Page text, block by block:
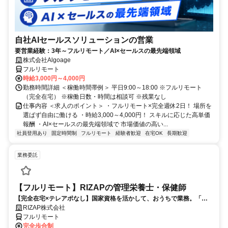
自社AIセールスソリューションの営業
要営業経験：3年～フルリモート／AI×セールスの最先端領域
株式会社Algoage
フルリモート
時給3,000円～4,000円
勤務時間詳細 ＜稼働時間帯例＞ 平日9:00～18:00 ※フルリモート
（完全在宅） ※稼働日数・時間は相談可 ※残業なし
仕事内容 ＜求人のポイント＞ ・フルリモート×完全週休2日！ 場所を
選ばず自由に働ける ・時給3,000～4,000円！ スキルに応じた高単価
報酬 ・AI×セールスの最先端領域で 市場価値の高い...
社員登用あり 固定時間制 フルリモート 経験者歓迎 在宅OK 長期歓迎
業務委託
【フルリモート】RIZAPの管理栄養士・保健師
【完全在宅×テレアポなし】国家資格を活かして、おうちで業務。「も
う一つの安心」を。主婦・Wワーカー活躍中！「平日の日中だけ」「夕
方以降の数時間だけ」など、生活リズムに合わせた時間調整が可能で
す。1件ごとの成果報酬型だから、頑張った分だけ手応えのある収入
RIZAP株式会社
フルリモート
完全歩合制